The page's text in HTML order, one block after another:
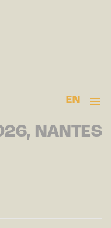
EN
NANTES